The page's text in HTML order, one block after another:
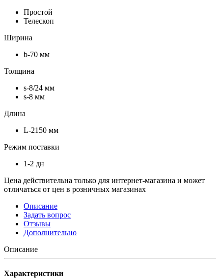
Простой
Телескоп
Ширина
b-70 мм
Толщина
s-8/24 мм
s-8 мм
Длина
L-2150 мм
Режим поставки
1-2 дн
Цена действительна только для интернет-магазина и может
отличаться от цен в розничных магазинах
Описание
Задать вопрос
Отзывы
Дополнительно
Описание
Характеристики